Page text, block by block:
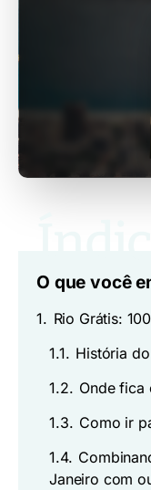
O que você
1. Rio Grátis:
1.1. História
1.2. Onde fica
1.3. Como ir
1.4.
Janeiro com